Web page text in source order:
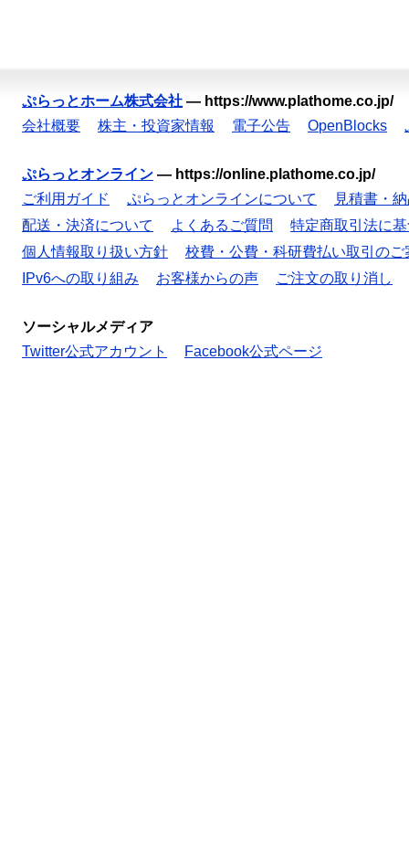
ぷらっとホーム株式会社 — https://www.plathome.co.jp/
会社概要
株主・投資家情報 電子公告 OpenBlocks
ぷらっとオンライン — https://online.plathome.co.jp/
ご利用ガイド
ぷらっとオンラインについて
見積書・
配送・決済について
よくあるご質問
特定商取引法に
個人情報取り扱い方針
校費・公費・科研費払い取引のご
IPv6への取り組み
お客様からの声 ご注文の取り消し
ソーシャルメディア
Twitter公式アカウント
Facebook公式ページ